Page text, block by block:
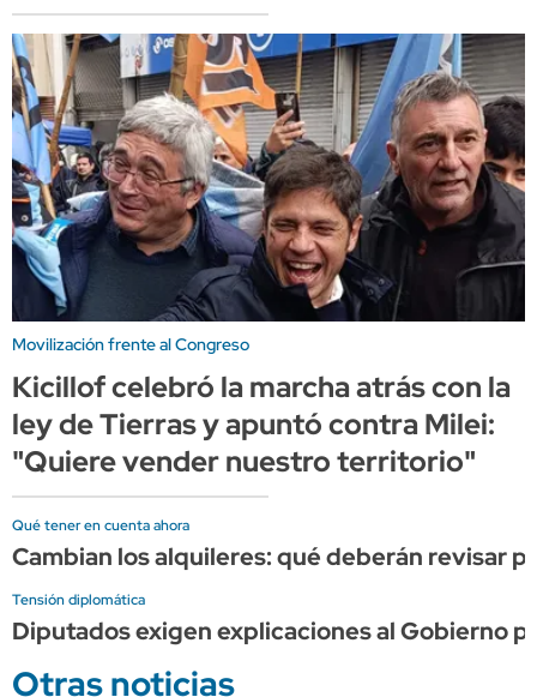
Movilización frente al Congreso
Kicillof celebró la marcha atrás con la
ley de Tierras y apuntó contra Milei:
"Quiere vender nuestro territorio"
Qué tener en cuenta ahora
Cambian los alquileres: qué deberán revisar
Tensión diplomática
Diputados exigen explicaciones al Gobierno
Otras noticias